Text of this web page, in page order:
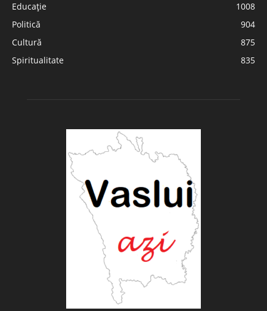
Educație
1008
Politică
904
Cultură
875
Spiritualitate
835